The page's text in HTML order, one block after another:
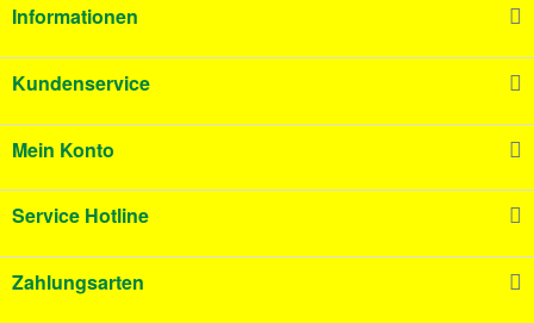
Informationen
Kundenservice
Mein Konto
Service Hotline
Zahlungsarten